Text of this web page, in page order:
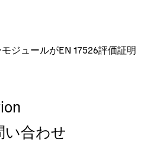
ジュールがEN 17526評価証明
い合わせ